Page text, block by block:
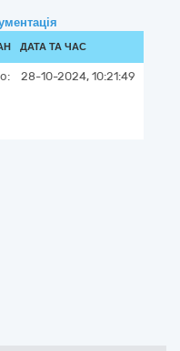
ДАТА ТА ЧАС
28-10-2024, 10:21:49